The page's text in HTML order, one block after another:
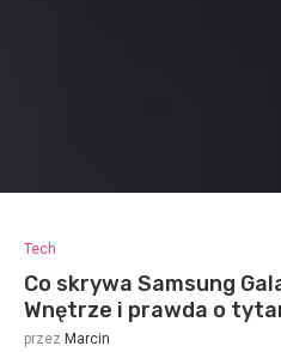
Tech
Co skrywa Samsung
Wnętrze i prawda o
przez Marcin